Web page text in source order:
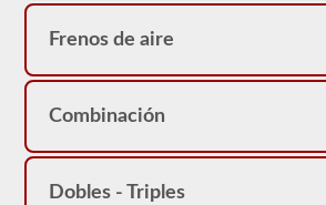
Frenos de aire
Combinación
Dobles - Triples